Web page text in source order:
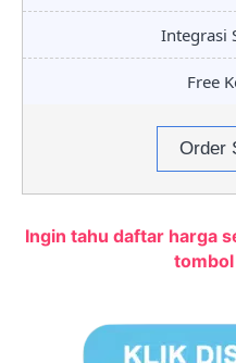
Integrasi
Free
Order
Ingin tahu daftar harga